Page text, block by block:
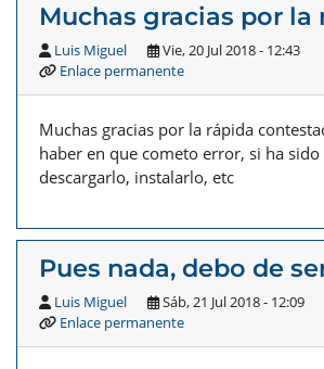
Muchas gracias por la
Luis Miguel
Vie, 20 Jul 2018 - 12:43
Enlace permanente
Muchas gracias por la rápida
haber en que cometo error, si ha
descargarlo, instalarlo, etc
Pues nada, debo de
Luis Miguel
Sáb, 21 Jul 2018 - 12:09
Enlace permanente